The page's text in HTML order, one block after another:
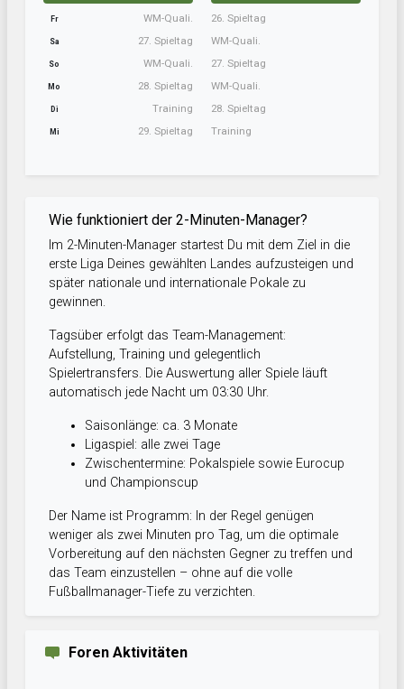
Fr WM-Quali.
Sa 27. Spieltag
So WM-Quali.
Mo 28. Spieltag
Di Training
Mi 29. Spieltag
26. Spieltag
WM-Quali.
27. Spieltag
WM-Quali.
28. Spieltag
Training
Wie funktioniert der 2-Minuten-Manager?
Im 2-Minuten-Manager startest Du mit dem Ziel in die
erste Liga Deines gewählten Landes aufzusteigen und
später nationale und internationale Pokale zu
gewinnen.
Tagsüber erfolgt das Team-Management:
Aufstellung, Training und gelegentlich
Spielertransfers. Die Auswertung aller Spiele läuft
automatisch jede Nacht um 03:30 Uhr.
Saisonlänge: ca. 3 Monate
Ligaspiel: alle zwei Tage
Zwischentermine: Pokalspiele sowie Eurocup
und Championscup
Der Name ist Programm: In der Regel genügen
weniger als zwei Minuten pro Tag, um die optimale
Vorbereitung auf den nächsten Gegner zu treffen und
das Team einzustellen – ohne auf die volle
Fußballmanager-Tiefe zu verzichten.
Foren Aktivitäten